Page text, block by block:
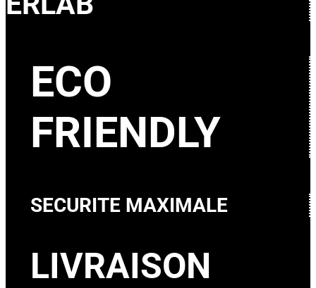
ECO
FRIENDLY
SECURITE MAXIMALE
LIVRAISON